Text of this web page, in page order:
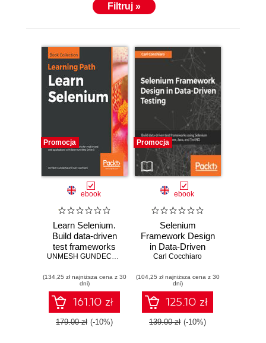
Filtruj »
Promocja
ebook
Learn Selenium.
Build data-driven
test frameworks
for mobile and web
Selenium Web
Driver 3
UNMESH GUNDECHA Carl Cocchiaro
(134,25 zł najniższa cena z 30
dni)
161.10 zł
179.00 zł (-10%)
Promocja
ebook
Selenium
Framework Design
in Data-Driven
Testing. Build data-
frameworks using
Selenium
WebDriver,
AppiumDriver,
Java, and TestNG
Carl Cocchiaro
(104,25 zł najniższa cena z 30
dni)
125.10 zł
139.00 zł (-10%)